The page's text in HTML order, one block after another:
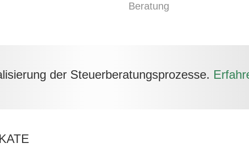
Beratung
der Steuerberatungsprozesse.